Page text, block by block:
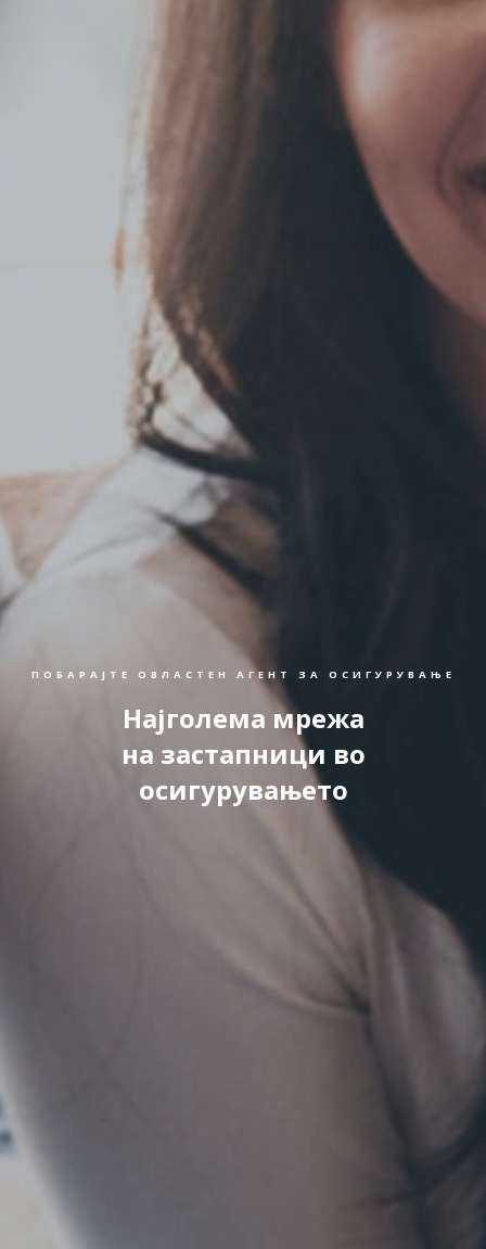
ПОБАРАЈТЕ ОВЛАСТЕН АГЕНТ ЗА ОСИГУРУВАЊЕ
Најголема мрежа
на застапници во
осигурувањето